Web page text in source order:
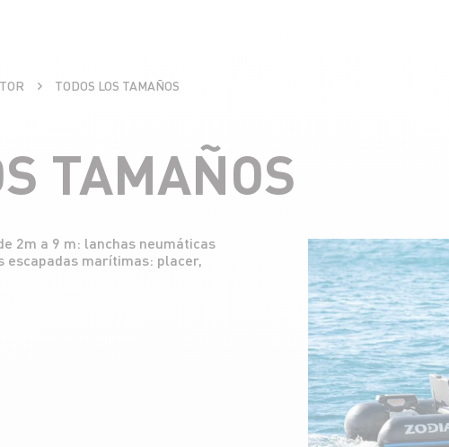
TODOS LOS TAMAÑOS
TAMAÑOS
2m a 9 m: lanchas neumáticas
escapadas marítimas: placer,